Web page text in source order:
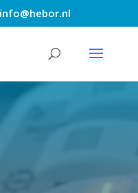
info@hebor.nl